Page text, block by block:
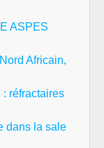
ASPES
Africain,
réfractaires
dans la sale